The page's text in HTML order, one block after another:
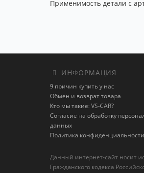
Применимость детали с
ИНФОРМАЦИЯ
9 причин купить у нас
Обмен и возврат товара
Кто мы такие: VS-CAR?
Согласие на обработку
данных
Политика конфиденциальности
Данный интернет-сайт носит
Гражданского кодекса